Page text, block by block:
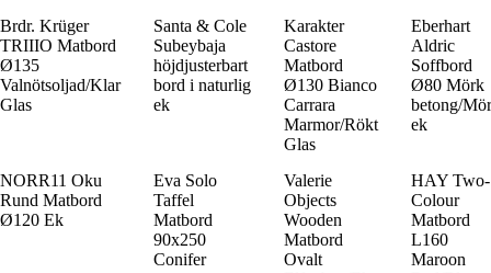
Brdr. Krüger
TRIIIO Matbord
Ø135
Valnötsoljad/Klar
Glas
Santa & Cole
Subeybaja
höjdjusterbart
bord i naturlig
ek
Karakter
Castore
Matbord
Ø130 Bianco
Carrara
Marmor/Rökt
Glas
Eberhart
Aldric
Soffbord
Ø80 Mörk
betong/
ek
NORR11 Oku
Rund Matbord
Ø120 Ek
Eva Solo
Taffel
Matbord
90x250
Conifer
Valerie
Objects
Wooden
Matbord
Ovalt
HAY Two-
Colour
Matbord
L160
Maroon